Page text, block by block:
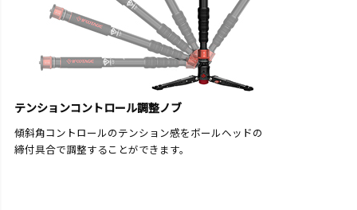
テンションコントロール調整ノブ
傾斜角コントロールのテンション感をボールヘッドの
締付具合で調整することができます。